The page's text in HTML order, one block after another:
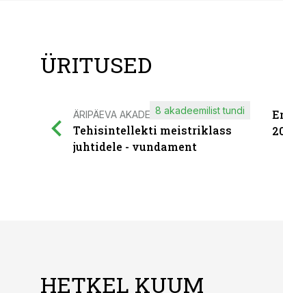
ÜRITUSED
ÄRIPÄEVA AKADEEMIA
Tehisintellekti meistriklass
juhtidele - vundament
8 akadeemilist tundi
HETKEL KUUM